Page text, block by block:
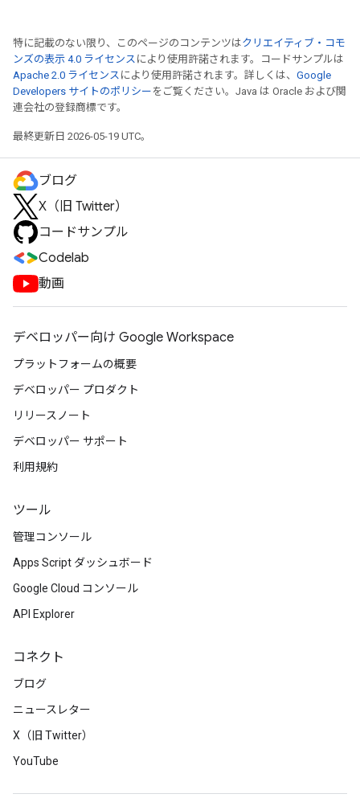
特に記載のない限り、このページのコンテンツはクリエイティブ・コモ
ンズの表示 4.0 ライセンス により使用許諾されます。コードサンプルは
Apache 2.0 ライセンス により使用許諾されます。詳しくは、 Google
Developers サイトのポリシー をご覧ください。Java は Oracle および関
連会社の登録商標です。
最終更新日 2026-05-19 UTC。
ブログ
X（旧 Twitter）
コードサンプル
Codelab
動画
デベロッパー向け Google Workspace
プラットフォームの概要
デベロッパー プロダクト
リリースノート
デベロッパー サポート
利用規約
ツール
管理コンソール
Apps Script ダッシュボード
Google Cloud コンソール
API Explorer
コネクト
ブログ
ニュースレター
X（旧 Twitter）
YouTube